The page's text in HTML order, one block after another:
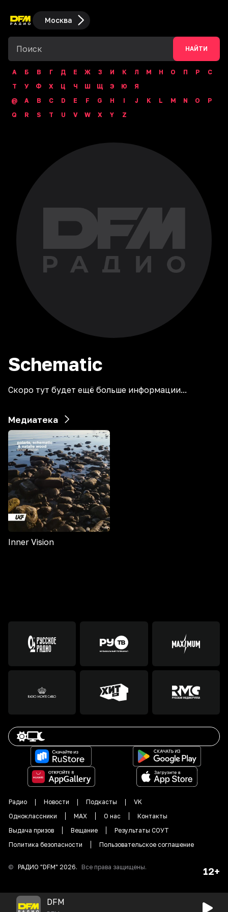
Москва
НАЙТИ
А Б В Г Д Е Ж З И К Л М Н О П Р
С
Т
У Ф Х Ц Ч Ш Щ Э Ю
Я
@
A B C D E F G H I J K L M N O
P
Q
R S T U V W X Y Z
Schematic
Скоро тут будет ещё больше информации...
Медиатека
Inner Vision
Радио Новости Подкасты
VK
Одноклассники
MAX О нас
Контакты
Выдача призов
Вещание
Результаты СОУТ
Политика безопасности
Пользовательское соглашение
© РАДИО "DFM" 2026. Все права защищены. 12+
DFM